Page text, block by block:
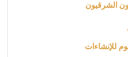
الشرقيون
للإنشاءات